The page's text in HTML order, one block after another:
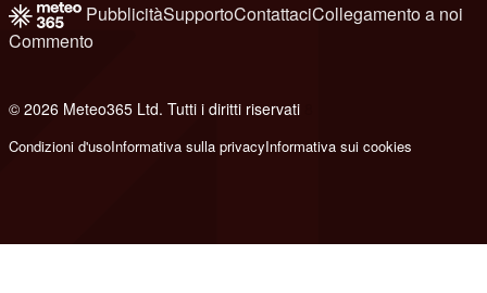
PubblicitàSupportoContattaciCollegamento a noi
Commento
© 2026 Meteo365 Ltd. Tutti i diritti riservati
Condizioni d'usoInformativa sulla privacyInformativa sui cookies